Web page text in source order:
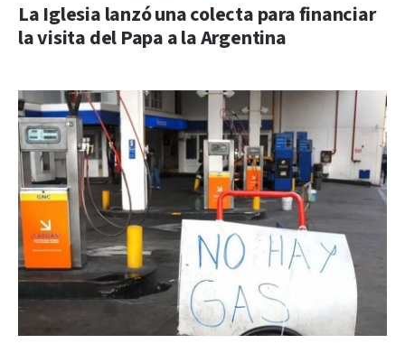
La Iglesia lanzó una colecta para financiar
la visita del Papa a la Argentina